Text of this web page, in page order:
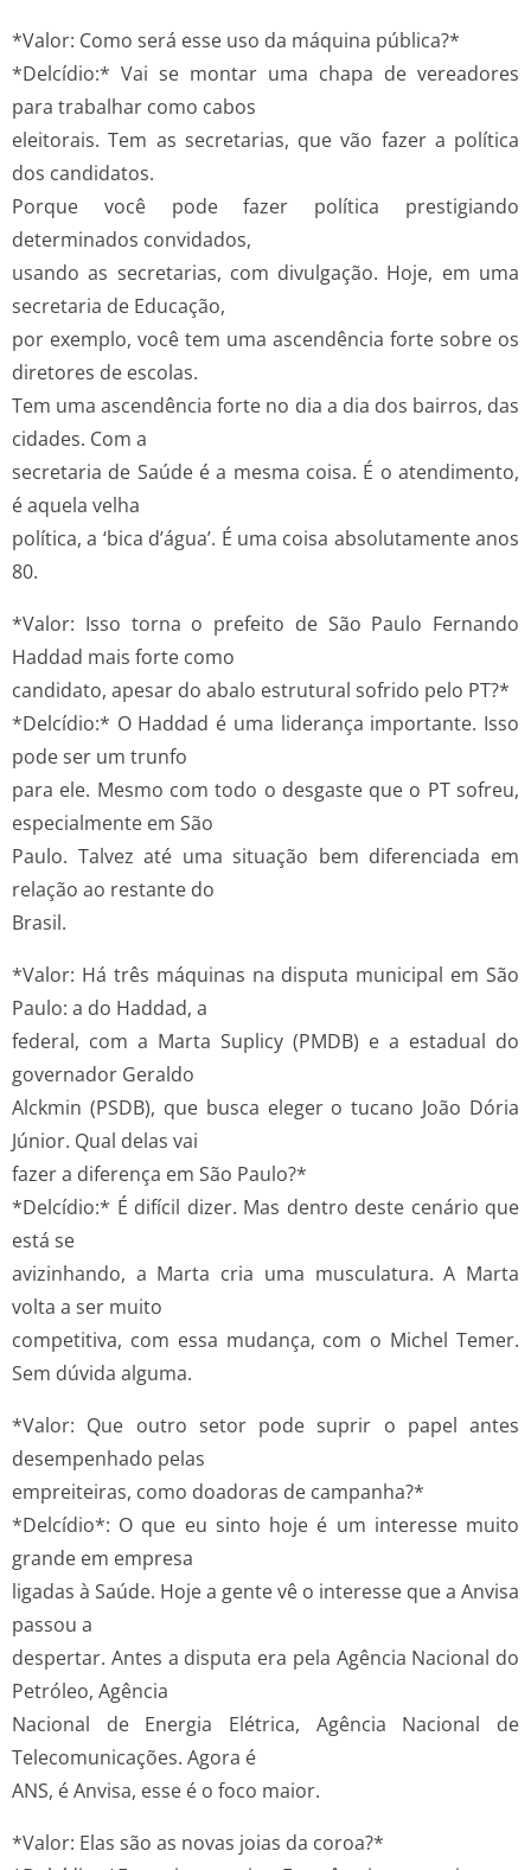
*Valor: Como será esse uso da máquina pública?*
*Delcídio:* Vai se montar uma chapa de vereadores
para trabalhar como cabos
eleitorais. Tem as secretarias, que vão fazer a política
dos candidatos.
Porque você pode fazer política prestigiando
determinados convidados,
usando as secretarias, com divulgação. Hoje, em uma
secretaria de Educação,
por exemplo, você tem uma ascendência forte sobre os
diretores de escolas.
Tem uma ascendência forte no dia a dia dos bairros, das
cidades. Com a
secretaria de Saúde é a mesma coisa. É o atendimento,
é aquela velha
política, a ‘bica d’água’. É uma coisa absolutamente anos
80.
*Valor: Isso torna o prefeito de São Paulo Fernando
Haddad mais forte como
candidato, apesar do abalo estrutural sofrido pelo PT?*
*Delcídio:* O Haddad é uma liderança importante. Isso
pode ser um trunfo
para ele. Mesmo com todo o desgaste que o PT sofreu,
especialmente em São
Paulo. Talvez até uma situação bem diferenciada em
relação ao restante do
Brasil.
*Valor: Há três máquinas na disputa municipal em São
Paulo: a do Haddad, a
federal, com a Marta Suplicy (PMDB) e a estadual do
governador Geraldo
Alckmin (PSDB), que busca eleger o tucano João Dória
Júnior. Qual delas vai
fazer a diferença em São Paulo?*
*Delcídio:* É difícil dizer. Mas dentro deste cenário que
está se
avizinhando, a Marta cria uma musculatura. A Marta
volta a ser muito
competitiva, com essa mudança, com o Michel Temer.
Sem dúvida alguma.
*Valor: Que outro setor pode suprir o papel antes
desempenhado pelas
empreiteiras, como doadoras de campanha?*
*Delcídio*: O que eu sinto hoje é um interesse muito
grande em empresa
ligadas à Saúde. Hoje a gente vê o interesse que a Anvisa
passou a
despertar. Antes a disputa era pela Agência Nacional do
Petróleo, Agência
Nacional de Energia Elétrica, Agência Nacional de
Telecomunicações. Agora é
ANS, é Anvisa, esse é o foco maior.
*Valor: Elas são as novas joias da coroa?*